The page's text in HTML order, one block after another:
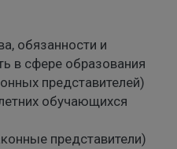
обязанности и
в сфере образования
представителей)
обучающихся
представители)